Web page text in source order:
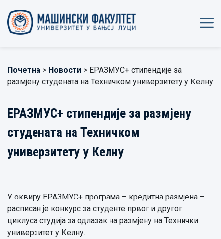
Почетна > Новости > ЕРАЗМУС+ стипендије за
размјену студената на Техничком универзитету у Келну
ЕРАЗМУС+ стипендије за размјену
студената на Техничком
универзитету у Келну
У оквиру ЕРАЗМУС+ програма – кредитна размјена –
расписан је конкурс за студенте првог и другог
циклуса студија за одлазак на размјену на Технички
универзитет у Келну.